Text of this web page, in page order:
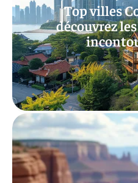
Top villes
découvrez